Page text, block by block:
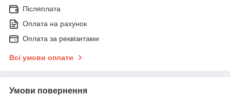
Післяплата
Оплата на рахунок
Оплата за реквізитами
Всі умови оплати
Умови повернення